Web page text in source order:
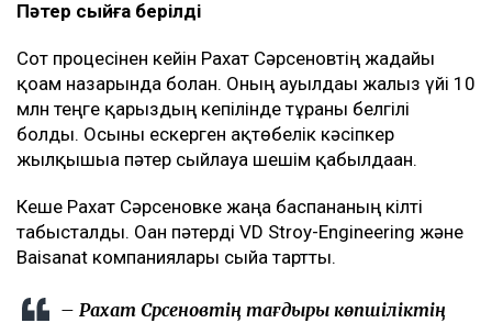
Пәтер сыйға берілді
Сот процесінен кейін Рахат Сәрсеновтің жағдайы
қоғам назарында болған. Оның ауылдағы жалғыз үйі 10
млн теңге қарыздың кепілінде тұрғаны белгілі
болды. Осыны ескерген ақтөбелік кәсіпкер
жылқышыға пәтер сыйлауға шешім қабылдаған.
Кеше Рахат Сәрсеновке жаңа баспананың кілті
табысталды. Оған пәтерді VD Stroy-Engineering және
Baisanat компаниялары сыйға тартты.
– Рахат Сәрсеновтің тағдыры көпшіліктің